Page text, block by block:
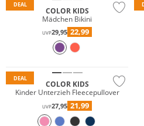
DEAL
COLOR KIDS
Mädchen Bikini
UVP29,95 22,99
DEAL
COLOR KIDS
Kinder Unterzieh Fleecepullover
UVP27,95 21,99